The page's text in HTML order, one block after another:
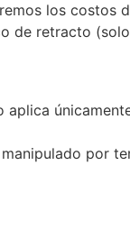
los costos
de retracto
por